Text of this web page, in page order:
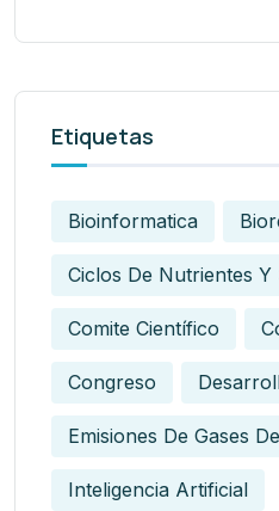
Etiquetas
Bioinformatica
Ciclos De Nutrientes Y
Comite Científico
Congreso
Emisiones De Gases
Inteligencia Artificial